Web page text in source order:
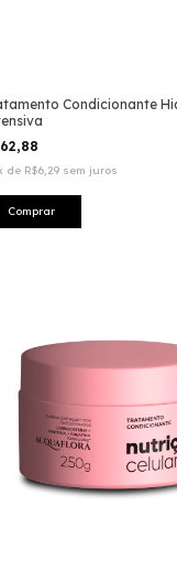
Condicionante
de R$6,29 sem juros